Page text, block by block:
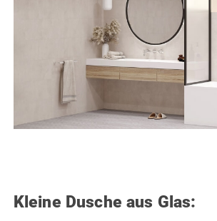
Kleine Dusche aus Glas: